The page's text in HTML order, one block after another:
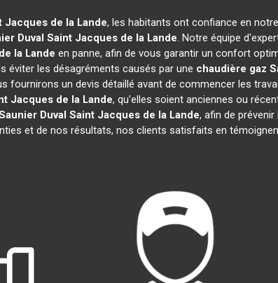
Jacques de la Lande, les habitants ont confiance en
Duval Saint Jacques de la Lande. Notre équipe
la Lande en panne, afin de vous garantir un confort
éviter les désagréments causés par une chaudière gaz
fournirons un devis détaillé avant de commencer les
Jacques de la Lande, qu'elles soient anciennes ou
Duval Saint Jacques de la Lande, afin de
et de nos résultats, nos clients satisfaits en